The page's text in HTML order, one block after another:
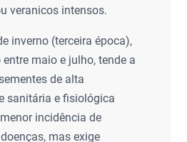
veranicos intensos.
inverno (terceira época),
maio e julho, tende a
de alta
sanitária e fisiológica
incidência de
mas exige